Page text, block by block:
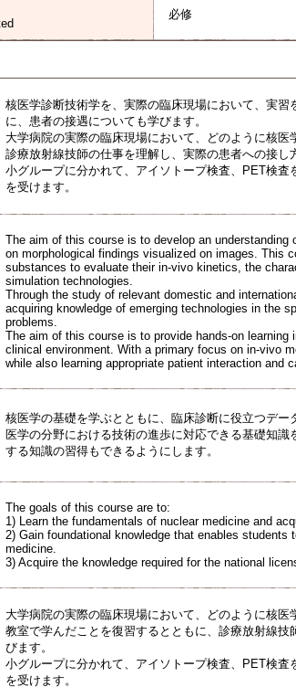
必修
核医学診断技術学を、実際の臨床現場において、実
に、患者の接遇についても学びます。
大学病院の実際の臨床現場において、どのように核
診療放射線技師の仕事を理解し、実際の患者への接し
小グループに分かれて、アイソトープ検査、PET検
を受けます。
The aim of this course is to develop an
on morphological findings visualized on images. This
substances to evaluate their in-vivo kinetics, the
simulation technologies.
Through the study of relevant domestic and
acquiring knowledge of emerging technologies in the
problems.
The aim of this course is to provide hands-on
clinical environment. With a primary focus on in-vivo
while also learning appropriate patient interaction and
核医学の基礎を学ぶとともに、臨床診断に役立つデ
医学の分野における技術の進歩に対応できる基礎知
する知識の習得もできるようにします。
The goals of this course are to:
1) Learn the fundamentals of nuclear medicine and
2) Gain foundational knowledge that enables
medicine.
3) Acquire the knowledge required for the national
大学病院の実際の臨床現場において、どのように核
教室で学んだことを復習するとともに、診療放射線
びます。
小グループに分かれて、アイソトープ検査、PET検
を受けます。